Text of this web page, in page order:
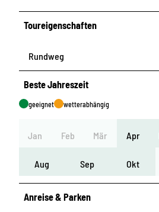
Toureigenschaften
Rundweg
Beste Jahreszeit
geeignet wetterabhängig
Jan Feb Mär Apr
Aug Sep Okt
Anreise & Parken